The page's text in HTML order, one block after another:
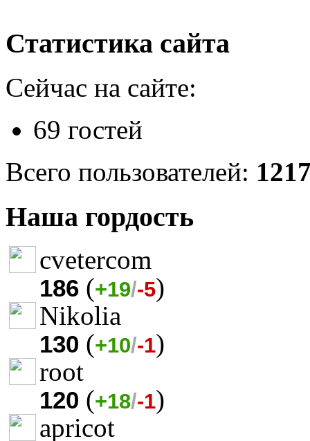
Статистика сайта
Сейчас на сайте:
69 гостей
Всего пользователей:
Наша гордость
cvetercom
186 (+19/-5)
Nikolia
130 (+10/-1)
root
120 (+18/-1)
apricot